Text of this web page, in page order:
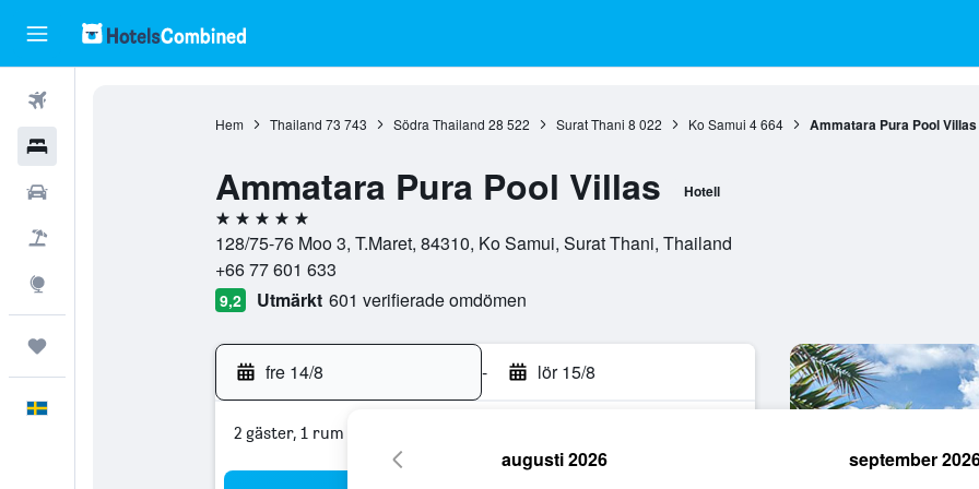
Hem Thailand 73 743 Södra Thailand 28 522 Surat Thani 8 022 Ko Samui 4 664 Ammatara Pura Pool Villas
Ammatara Pura Pool Villas Hotell
5 stjärnor
128/75-76 Moo 3, T.Maret, 84310, Ko Samui, Surat Thani, Thailand
+66 77 601 633
9,2 Utmärkt 601 verifierade omdömen
fre 14/8 - lör 15/8
2 gäster, 1 rum
augusti 2026 september